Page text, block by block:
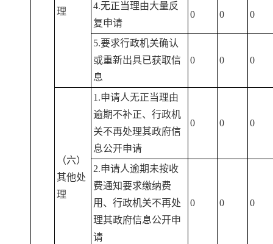
理
4.无正当理由大量反
复申请
0 0 0
5.要求行政机关确认
或重新出具已获取信
息
0 0 0
（六）
其他处
理
1.申请人无正当理由
逾期不补正、行政机
关不再处理其政府信
息公开申请
0 0 0
2.申请人逾期未按收
费通知要求缴纳费
用、行政机关不再处
理其政府信息公开申
请
0 0 0